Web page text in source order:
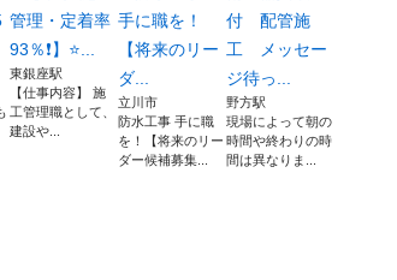
管理・定着率
93％❗】⭐...
東銀座駅
【仕事内容】 施
工管理職として、
建設や...
手に職を！
【将来のリー
ダ...
立川市
防水工事 手に職
を！【将来のリー
ダー候補募集...
付 配管施
工 メッセー
ジ待っ...
野方駅
現場によって朝の
時間や終わりの時
間は異なりま...